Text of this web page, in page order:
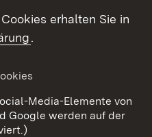
Cookies
erhalten Sie in
.
Media-Elemente von
Google werden auf der